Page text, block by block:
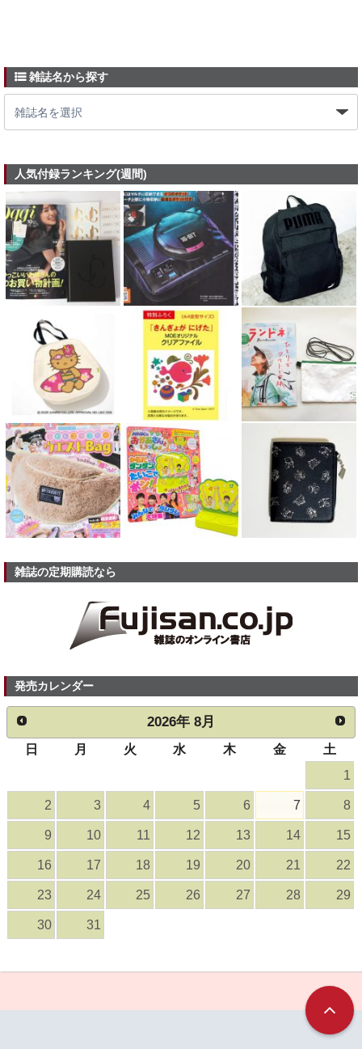
雑誌名から探す
人気付録ランキング(週間)
雑誌の定期購読なら
発売カレンダー
2026年 8月
日 月 火 水 木 金
土
1
2 3 4 5 6 7 8
9 10 11 12 13 14 15
16 17 18 19 20 21 22
23 24 25 26 27 28 29
30 31